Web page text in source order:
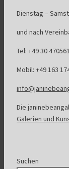
Dienstag –
und nach
Tel: +49 30
Mobil: +49 163
Die
Galerien und
Suchen